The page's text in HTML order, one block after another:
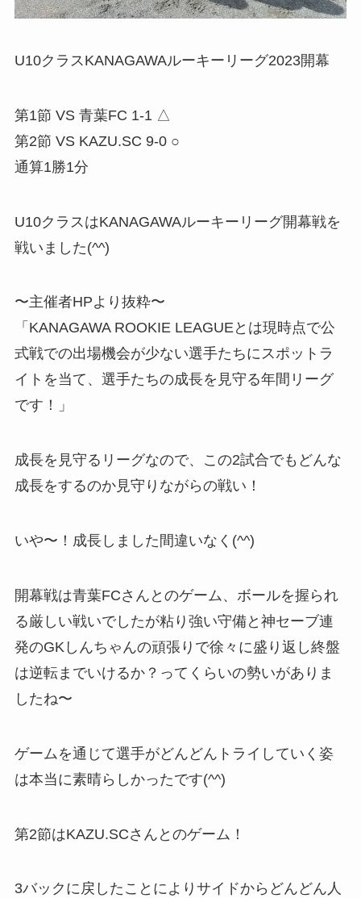
U10クラスKANAGAWAルーキーリーグ2023開幕
第1節 VS 青葉FC 1-1 △
第2節 VS KAZU.SC 9-0 ○
通算1勝1分
U10クラスはKANAGAWAルーキーリーグ開幕戦を
戦いました(^^)
〜主催者HPより抜粋〜
「KANAGAWA ROOKIE LEAGUEとは現時点で公
式戦での出場機会が少ない選手たちにスポットラ
イトを当て、選手たちの成長を見守る年間リーグ
です！」
成長を見守るリーグなので、この2試合でもどんな
成長をするのか見守りながらの戦い！
いや〜！成長しました間違いなく(^^)
開幕戦は青葉FCさんとのゲーム、ボールを握られ
る厳しい戦いでしたが粘り強い守備と神セーブ連
発のGKしんちゃんの頑張りで徐々に盛り返し終盤
は逆転までいけるか？ってくらいの勢いがありま
したね〜
ゲームを通じて選手がどんどんトライしていく姿
は本当に素晴らしかったです(^^)
第2節はKAZU.SCさんとのゲーム！
3バックに戻したことによりサイドからどんどん人